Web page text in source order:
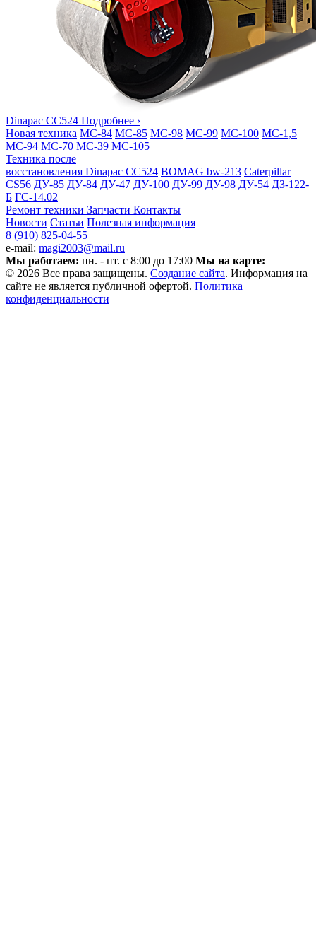
Dinapac СС524 Подробнее ›
Новая техника МС-84 МС-85 МС-98 МС-99 МС-100 МС-1,5
МС-94 МС-70 МС-39 МС-105
Техника после
восстановления Dinapac СС524 BOMAG bw-213 Caterpillar
CS56 ДУ-85 ДУ-84 ДУ-47 ДУ-100 ДУ-99 ДУ-98 ДУ-54 ДЗ-122-
Б ГС-14.02
Ремонт техники Запчасти Контакты
Новости Статьи Полезная информация
8 (910) 825-04-55
e-mail: magi2003@mail.ru
Мы работаем: пн. - пт. с 8:00 до 17:00 Мы на карте:
© 2026 Все права защищены. Создание сайта. Информация на
сайте не является публичной офертой. Политика
конфиденциальности